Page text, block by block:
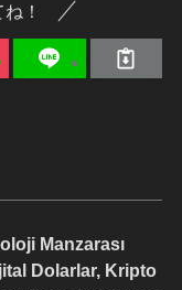
！
Manzarası
Dolarlar, Kripto